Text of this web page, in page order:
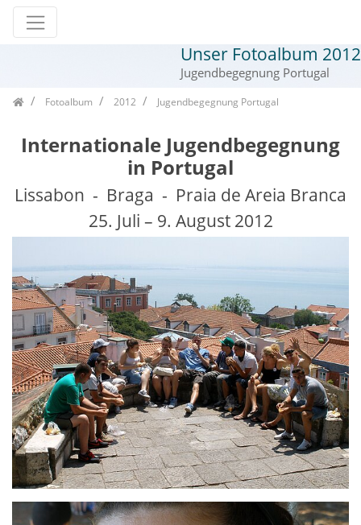
Unser Fotoalbum 2012
Jugendbegegnung Portugal
Seitenbaum
Fotoalbum 2012 Jugendbegegnung Portugal
Internationale Jugendbegegnung
in Portugal
Lissabon - Braga - Praia de Areia Branca
25. Juli – 9. August 2012